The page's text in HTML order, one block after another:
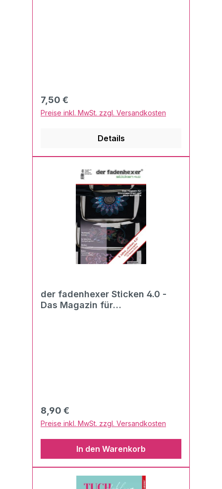
Regulärer Preis:
7,50 €
Preise inkl. MwSt. zzgl. Versandkosten
Details
der fadenhexer Sticken 4.0 -
Das Magazin für
Regulärer Preis:
8,90 €
Preise inkl. MwSt. zzgl. Versandkosten
In den Warenkorb